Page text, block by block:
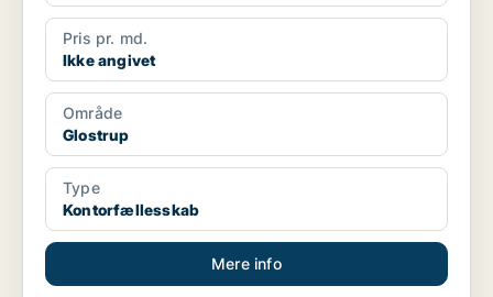
Pris pr. md.
Ikke angivet
Område
Glostrup
Type
Kontorfællesskab
Mere info